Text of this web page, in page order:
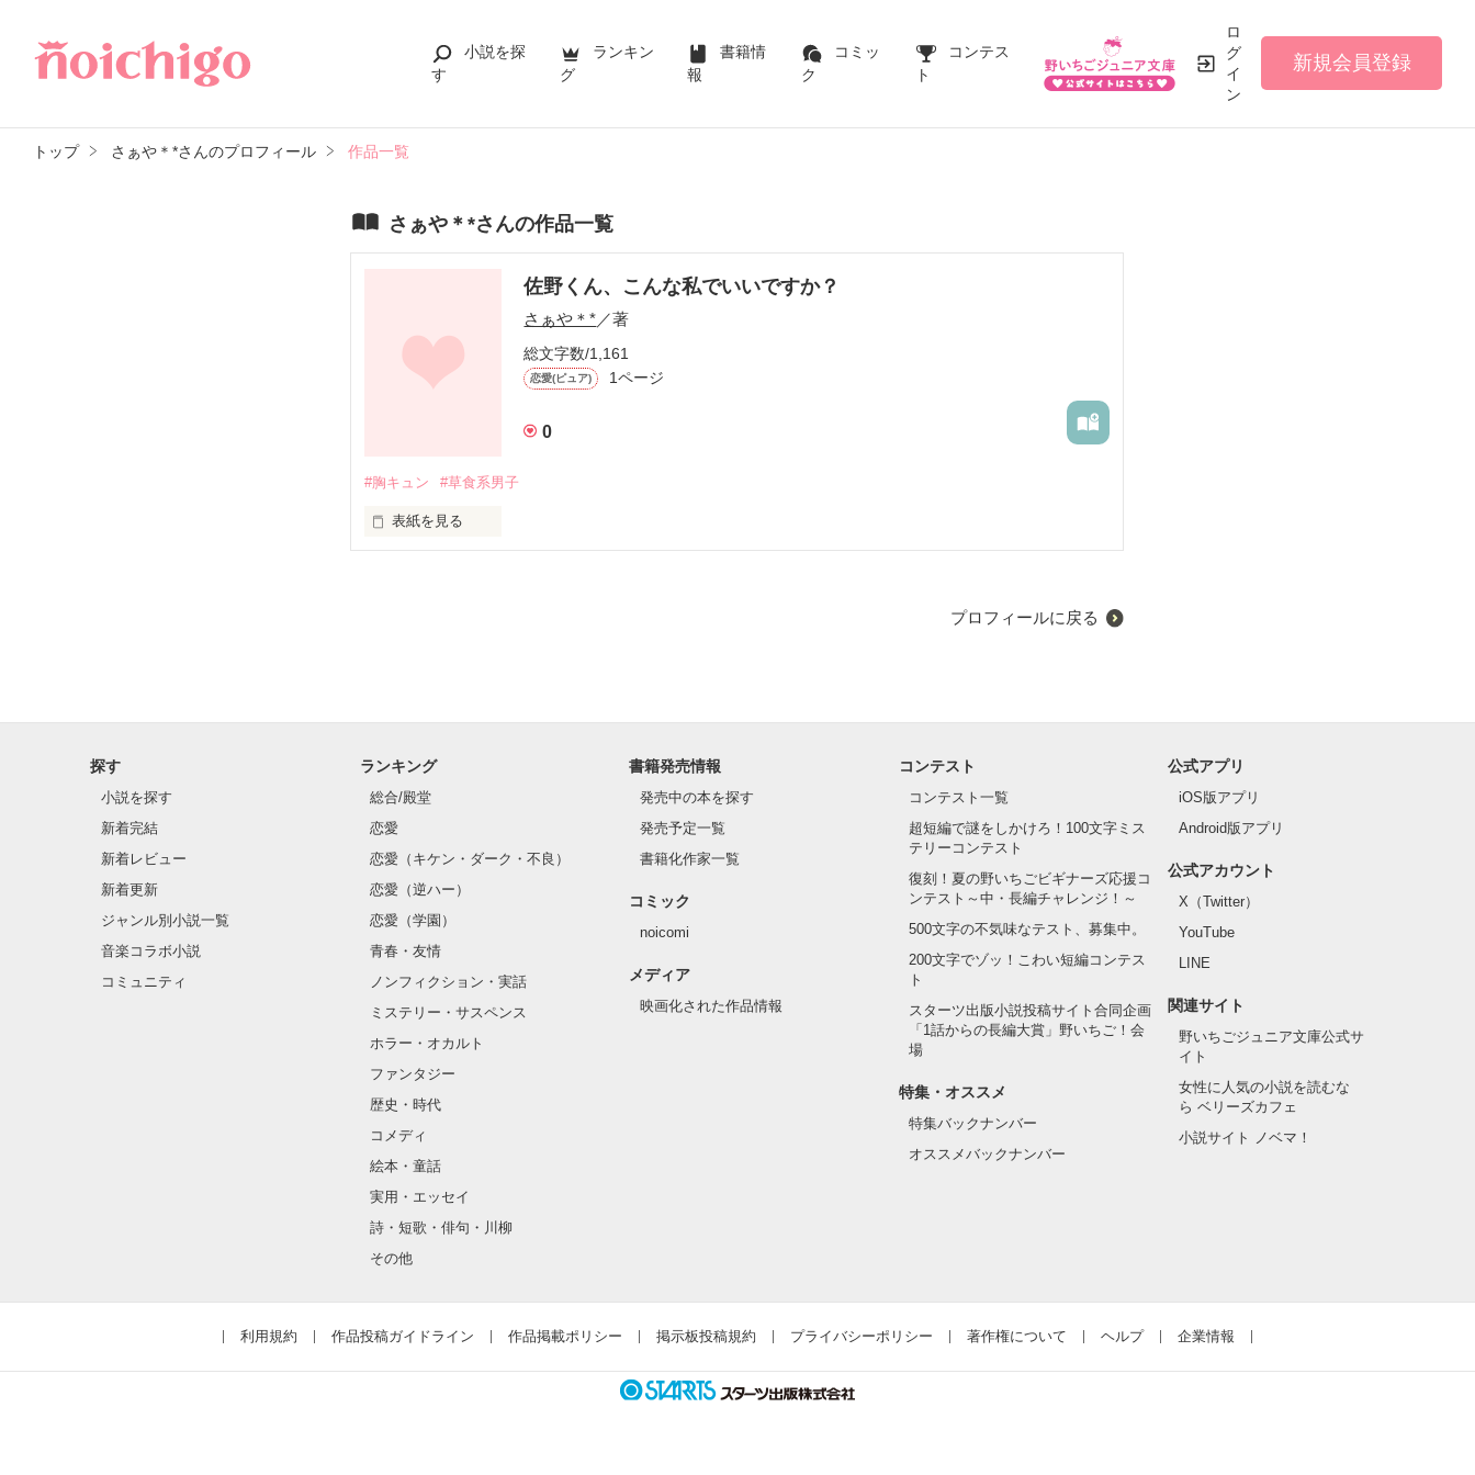
小説を探
す
ランキン
グ
書籍情
報
コミッ
ク
コンテス
ト
ロ
グ
イ
ン
新規会員登録
トップ さぁや＊*さんのプロフィール 作品一覧
さぁや＊*さんの作品一覧
佐野くん、こんな私でいいですか？
さぁや＊*／著
総文字数/1,161
恋愛(ピュア) 1ページ
0
#胸キュン #草食系男子
表紙を見る
                  蒼井千尋 × 佐野悠真
.*･ﾟ　.ﾟ･*.*･ﾟ　.ﾟ･*.*･ﾟ　.ﾟ･*.*･ﾟ　.ﾟ･*.*･ﾟ
プロフィールに戻る
探す
小説を探す
新着完結
新着レビュー
新着更新
ジャンル別小説一覧
音楽コラボ小説
コミュニティ
ランキング
総合/殿堂
恋愛
恋愛（キケン・ダーク・不良）
恋愛（逆ハー）
恋愛（学園）
青春・友情
ノンフィクション・実話
ミステリー・サスペンス
ホラー・オカルト
ファンタジー
歴史・時代
コメディ
絵本・童話
実用・エッセイ
詩・短歌・俳句・川柳
その他
書籍発売情報
発売中の本を探す
発売予定一覧
書籍化作家一覧
コミック
noicomi
メディア
映画化された作品情報
コンテスト
コンテスト一覧
超短編で謎をしかけろ！100文字ミス
テリーコンテスト
復刻！夏の野いちごビギナーズ応援コ
ンテスト～中・長編チャレンジ！～
500文字の不気味なテスト、募集中。
200文字でゾッ！こわい短編コンテス
ト
スターツ出版小説投稿サイト合同企画
「1話からの長編大賞」野いちご！会
場
特集・オススメ
特集バックナンバー
オススメバックナンバー
公式アプリ
iOS版アプリ
Android版アプリ
公式アカウント
X（Twitter）
YouTube
LINE
関連サイト
野いちごジュニア文庫公式サ
イト
女性に人気の小説を読むな
ら ベリーズカフェ
小説サイト ノベマ！
利用規約 作品投稿ガイドライン 作品掲載ポリシー 掲示板投稿規約 プライバシーポリシー 著作権について ヘルプ 企業情報